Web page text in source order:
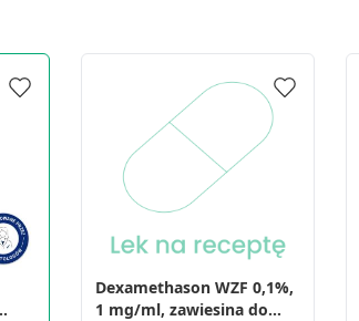
Dexamethason WZF 0,1%,
1 mg/ml, zawiesina do